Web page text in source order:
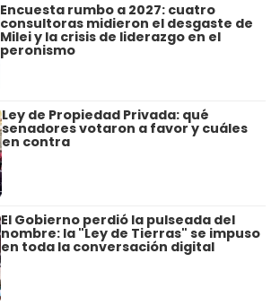
Encuesta rumbo a 2027: cuatro
consultoras midieron el desgaste de
Milei y la crisis de liderazgo en el
peronismo
Ley de Propiedad Privada: qué
senadores votaron a favor y cuáles
en contra
El Gobierno perdió la pulseada del
nombre: la "Ley de Tierras" se impuso
en toda la conversación digital